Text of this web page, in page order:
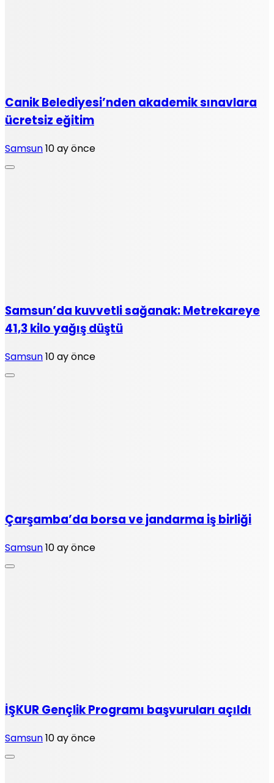
Canik Belediyesi’nden akademik sınavlara
ücretsiz eğitim
Samsun10 ay önce
Samsun’da kuvvetli sağanak: Metrekareye
41,3 kilo yağış düştü
Samsun10 ay önce
Çarşamba’da borsa ve jandarma iş birliği
Samsun10 ay önce
İŞKUR Gençlik Programı başvuruları açıldı
Samsun10 ay önce